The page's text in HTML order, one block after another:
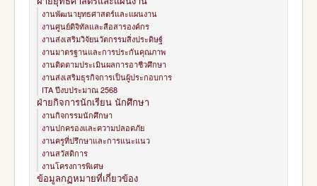
งานพัฒนายุทธศาสตร์และแผนงาน
งานศูนย์ดิจิทัลและสือสารองค์กร
งานส่งเสริมวิจัยนวัตกรรมสิ่งประดิษฐ์
งานมาตรฐานและการประกันคุณภาพ
งานติดตามประเมินผลการอาชีวศึกษา
งานส่งเสริมธุรกิจการเป็นผู้ประกอบการ
ITA ปีงบประมาณ 2568
ฝ่ายกิจการนักเรียน นักศึกษา
งานกิจกรรมนักศึกษา
งานปกครองและความปลอดภัย
งานครูที่ปรึกษาและการแนะแนว
งานสวัสดิการ
งานโครงการพิเศษ
ข้อมูลกฏหมายที่เกี่ยวข้อง